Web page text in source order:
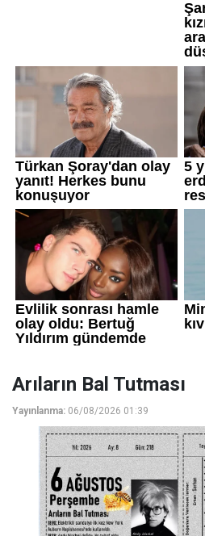
Arıların Bal Tutması
Yayınlanma: 06/08/2026 01:39